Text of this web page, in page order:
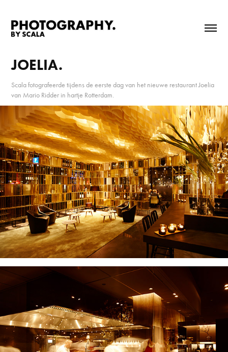
JOELIA.
Scala fotografeerde tijdens de eerste dag van het nieuwe restaurant Joelia
van Mario Ridder in hartje Rotterdam.